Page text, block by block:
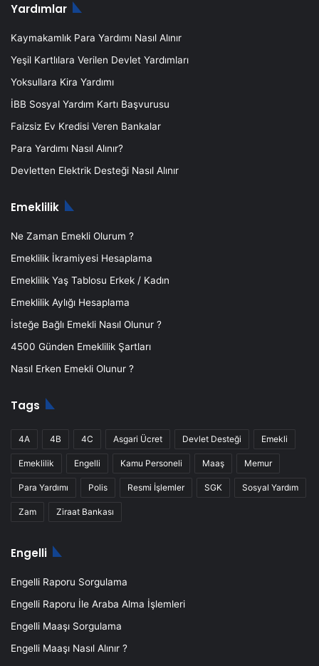
Yardımlar
Kaymakamlık Para Yardımı Nasıl Alınır
Yeşil Kartlılara Verilen Devlet Yardımları
Yoksullara Kira Yardımı
İBB Sosyal Yardım Kartı Başvurusu
Faizsiz Ev Kredisi Veren Bankalar
Para Yardımı Nasıl Alınır?
Devletten Elektrik Desteği Nasıl Alınır
Emeklilik
Ne Zaman Emekli Olurum ?
Emeklilik İkramiyesi Hesaplama
Emeklilik Yaş Tablosu Erkek / Kadın
Emeklilik Aylığı Hesaplama
İsteğe Bağlı Emekli Nasıl Olunur ?
4500 Günden Emeklilik Şartları
Nasıl Erken Emekli Olunur ?
Tags
4A 4B 4C Asgari Ücret Devlet Desteği Emekli
Emeklilik Engelli Kamu Personeli Maaş Memur
Para Yardımı Polis Resmi İşlemler SGK Sosyal Yardım
Zam Ziraat Bankası
Engelli
Engelli Raporu Sorgulama
Engelli Raporu İle Araba Alma İşlemleri
Engelli Maaşı Sorgulama
Engelli Maaşı Nasıl Alınır ?